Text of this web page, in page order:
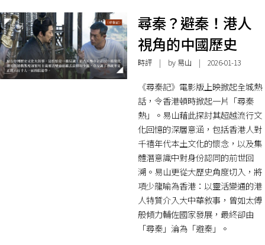
尋秦？避秦！港人
視角的中國歷史
時評| by 易山 | 2026-01-13
《尋秦記》電影版上映掀起全城熱
話，令香港頓時掀起一片「尋秦
熱」。易山藉此探討其超越流行文
化回憶的深層意涵，包括香港人對
千禧年代本土文化的懷念，以及集
體潛意識中對身份認同的前世回
溯。易山更從大歷史角度切入，將
項少龍喻為香港：以靈活變通的港
人特質介入大中華敘事，曾如太傅
般傾力輔佐國家發展，最終卻由
「尋秦」淪為「避秦」。